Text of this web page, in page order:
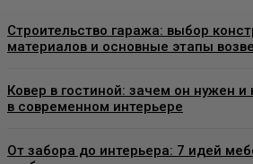
Строительство гаража: выбор
материалов и основные этапы
Ковер в гостиной: зачем он нужен и
в современном интерьере
От забора до интерьера: 7 идей